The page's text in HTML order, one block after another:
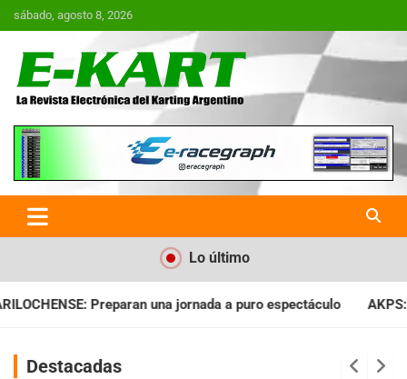
Saltar
al
sábado, agosto 8, 2026
E-Kart.com.ar | La Revista
Electrónica del Karting en
Argentina
Lo último
a puro espectáculo AKPS: Intervino la IGJ y oficializó el
Destacadas